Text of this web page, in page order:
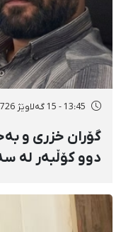
13:45 - 15 گەلاوێژ 2726
گۆران خزری و
دوو کۆڵبەر لە
تەقینەوەی مین